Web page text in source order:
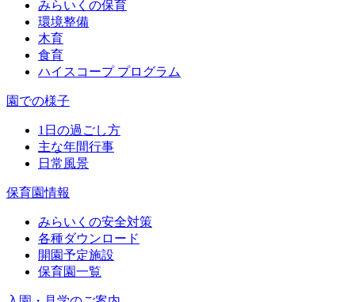
みらいくの保育
環境整備
木育
食育
ハイスコープ プログラム
園での様子
1日の過ごし方
主な年間行事
日常風景
保育園情報
みらいくの安全対策
各種ダウンロード
開園予定施設
保育園一覧